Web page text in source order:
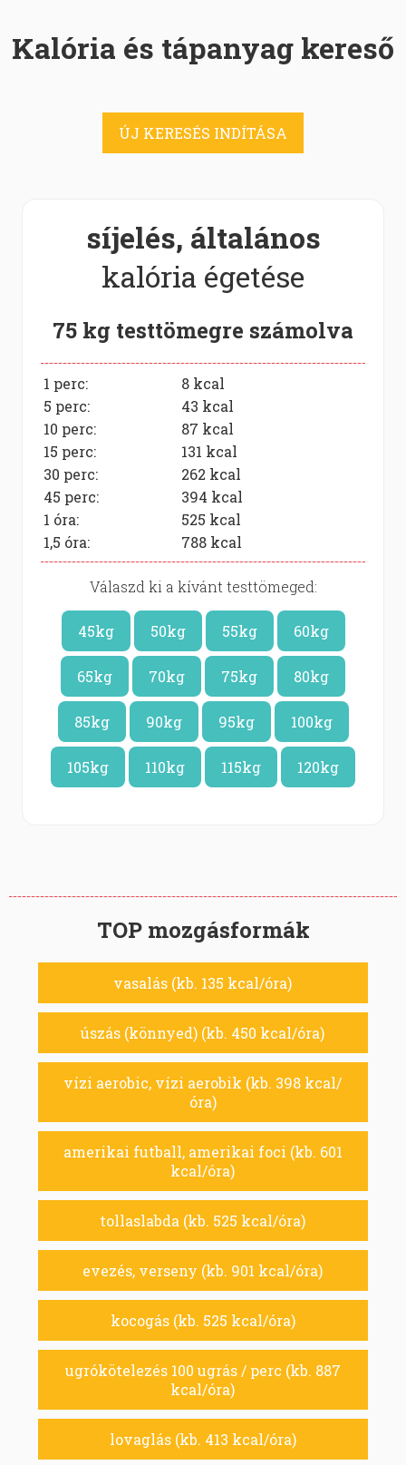
Kalória és tápanyag kereső
ÚJ KERESÉS INDÍTÁSA
síjelés, általános
kalória égetése
75 kg testtömegre számolva
1 perc: 8 kcal
5 perc:
43 kcal
10 perc:
87 kcal
15 perc:
131 kcal
30 perc:
262 kcal
45 perc:
394 kcal
1 óra:
525 kcal
1,5 óra:
788 kcal
Válaszd ki a kívánt testtömeged:
45kg 50kg 55kg 60kg
65kg 70kg 75kg 80kg
85kg 90kg 95kg 100kg
105kg 110kg 115kg 120kg
TOP mozgásformák
vasalás (kb. 135 kcal/óra)
úszás (könnyed) (kb. 450 kcal/óra)
vízi aerobic, vízi aerobik (kb. 398 kcal/
óra)
amerikai futball, amerikai foci (kb. 601
kcal/óra)
tollaslabda (kb. 525 kcal/óra)
evezés, verseny (kb. 901 kcal/óra)
kocogás (kb. 525 kcal/óra)
ugrókötelezés 100 ugrás / perc (kb. 887
kcal/óra)
lovaglás (kb. 413 kcal/óra)